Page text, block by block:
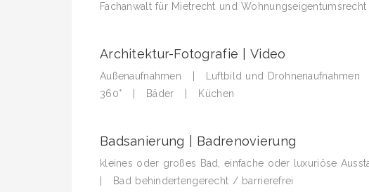
Fachanwalt für Mietrecht und
Architektur-Fotografie | Video
Außenaufnahmen | Luftbild und
360° | Bäder | Küchen
Badsanierung | Badrenovierung
kleines oder großes Bad, einfache oder luxuriöse
| Bad behindertengerecht / barrierefrei